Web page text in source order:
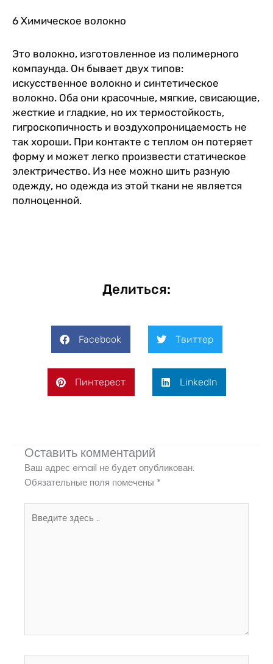
6 Химическое волокно
Это волокно, изготовленное из полимерного
компаунда. Он бывает двух типов:
искусственное волокно и синтетическое
волокно. Оба они красочные, мягкие, свисающие,
жесткие и гладкие, но их термостойкость,
гигроскопичность и воздухопроницаемость не
так хороши. При контакте с теплом он потеряет
форму и может легко произвести статическое
электричество. Из нее можно шить разную
одежду, но одежда из этой ткани не является
полноценной.
Делиться:
Facebook Твиттер
Пинтерест LinkedIn
Оставить комментарий
Ваш адрес email не будет опубликован.
Обязательные поля помечены *
здесь